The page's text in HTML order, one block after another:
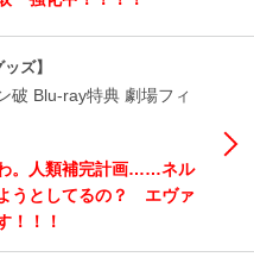
ズ】
破 Blu-ray特典 劇場フィ
。人類補完計画……ネル
うとしてるの？ エヴァ
！！！